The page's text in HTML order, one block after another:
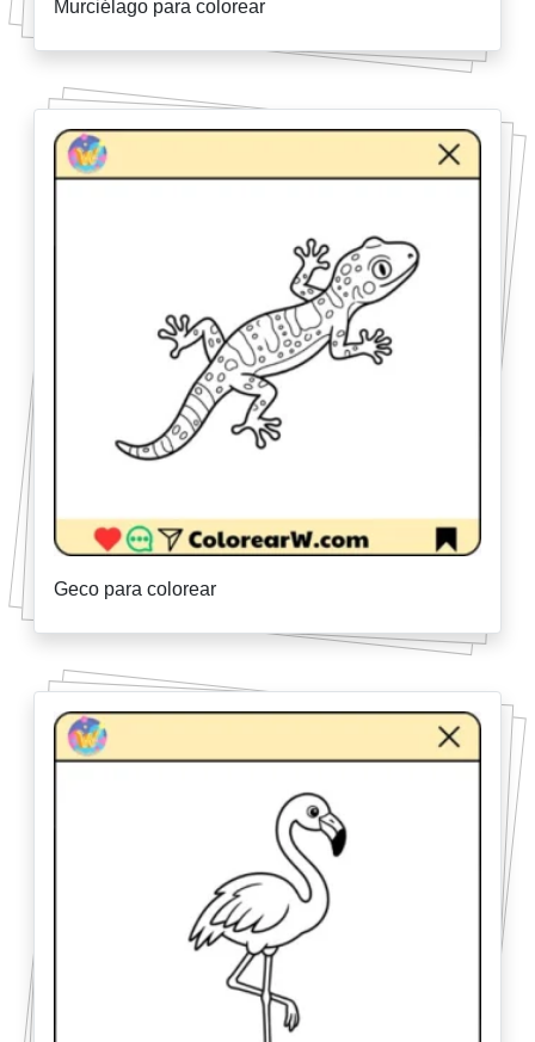
Murciélago para colorear
Geco para colorear